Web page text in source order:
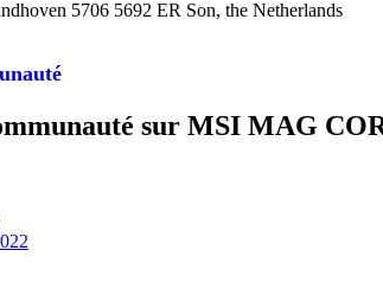
5706 5692 ER Son, the Netherlands
sur MSI MAG